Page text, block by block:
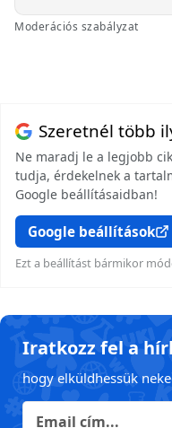
Moderációs szabályzat
Szeretnél több
Ne maradj le a legjobb
tudja, érdekelnek a
Google beállításaidban!
Google beállítások
Ezt a beállítást bármikor
Iratkozz fel a
hogy elküldhessük